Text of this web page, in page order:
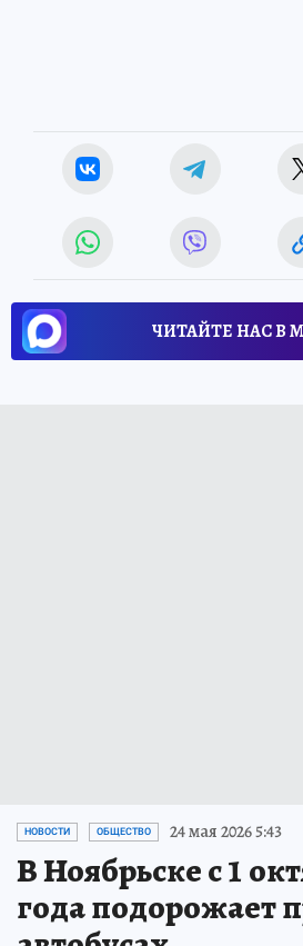
ЧИТАЙТЕ НАС В
НОВОСТИ ОБЩЕСТВО 24 мая 2026 5:43
В Ноябрьске с 1
года подорожает